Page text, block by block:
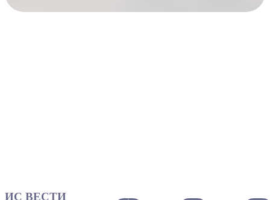
ИС ВЕСТИ